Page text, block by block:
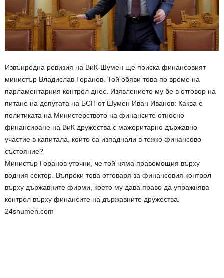
Извънредна ревизия на ВиК-Шумен ще поиска финансовият
министър Владислав Горанов. Той обяви това по време на
парламентарния контрол днес. Изявлението му бе в отговор на
питане на депутата на БСП от Шумен Иван Иванов: Каква е
политиката на Министерството на финансите относно
финансиране на ВиК дружества с мажоритарно държавно
участие в капитала, които са изпаднали в тежко финансово
състояние?
Министър Горанов уточни, че той няма правомощия върху
водния сектор. Въпреки това отговаря за финансовия контрол
върху държавните фирми, което му дава право да упражнява
контрол върху финансите на държавните дружества.
24shumen.com